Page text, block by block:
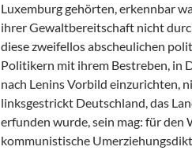
Luxemburg gehörten, erkennbar
ihrer Gewaltbereitschaft nicht
diese zweifellos abscheulichen
Politikern mit ihrem Bestreben, in
nach Lenins Vorbild einzurichten,
linksgestrickt Deutschland, das
erfunden wurde, sein mag: für den
kommunistische